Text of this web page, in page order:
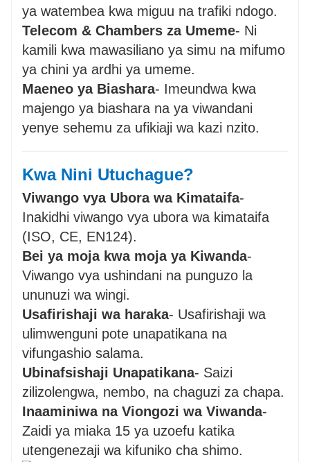
ya watembea kwa miguu na trafiki ndogo.
Telecom & Chambers za Umeme- Ni
kamili kwa mawasiliano ya simu na mifumo
ya chini ya ardhi ya umeme.
Maeneo ya Biashara- Imeundwa kwa
majengo ya biashara na ya viwandani
yenye sehemu za ufikiaji wa kazi nzito.
Kwa Nini Utuchague?
Viwango vya Ubora wa Kimataifa-
Inakidhi viwango vya ubora wa kimataifa
(ISO, CE, EN124).
Bei ya moja kwa moja ya Kiwanda-
Viwango vya ushindani na punguzo la
ununuzi wa wingi.
Usafirishaji wa haraka- Usafirishaji wa
ulimwenguni pote unapatikana na
vifungashio salama.
Ubinafsishaji Unapatikana- Saizi
zilizolengwa, nembo, na chaguzi za chapa.
Inaaminiwa na Viongozi wa Viwanda-
Zaidi ya miaka 15 ya uzoefu katika
utengenezaji wa kifuniko cha shimo.